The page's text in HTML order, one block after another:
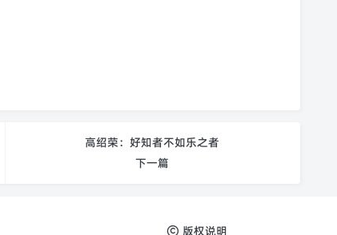
高绍荣：好知者不如乐之者
下一篇
版权说明